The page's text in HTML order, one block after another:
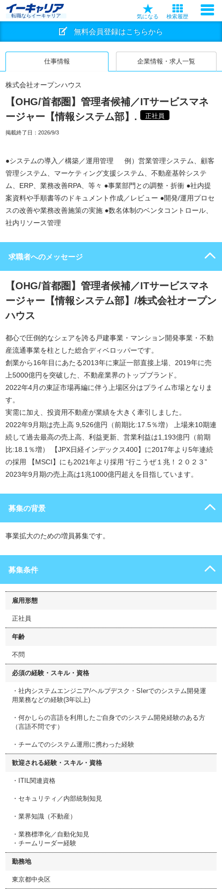
転職ならイーキャリア 気になる 検索履歴
無料会員登録はこちらから
仕事情報 企業情報・求人一覧
株式会社オープンハウス
【OHG/首都圏】管理者候補／ITサービスマネ
ージャー【情報システム部】.
正社員
掲載終了日： 2026/9/3
●システムの導入／構築／運用管理 例）営業管理システム、顧客
管理システム、マーケティング支援システム、不動産基幹システ
ム、ERP、業務改善RPA、等々 ●事業部門との調整・折衝 ●社内提
案資料や手順書等のドキュメント作成／レビュー ●開発/運用プロセ
スの改善や業務改善施策の実施 ●数名体制のベンタコントロール、
社内リソース管理
求職者へのメッセージ
【OHG/首都圏】管理者候補／ITサービスマネ
ージャー【情報システム部】/株式会社オープン
ハウス
都心で圧倒的なシェアを誇る戸建事業・マンション開発事業・不動
産流通事業を柱とした総合ディベロッパーです。
創業から16年目にあたる2013年に東証一部直接上場、2019年に売
上5000億円を突破した、不動産業界のトップブランド。
2022年4月の東証市場再編に伴う上場区分はプライム市場となりま
す。
実需に加え、投資用不動産が業績を大きく牽引しました。
2022年9月期は売上高 9,526億円（前期比:17.5％増） 上場来10期連
続して過去最高の売上高、利益更新、営業利益は1,193億円（前期
比:18.1％増） 【JPX日経インデックス400】に2017年より5年連続
の採用 【MSCI】にも2021年より採用 “行こうぜ１兆！２０２３”
2023年9月期の売上高は1兆1000億円超えを目指しています。
募集の背景
事業拡大のための増員募集です。
募集条件
雇用形態
正社員
年齢
不問
必須の経験・スキル・資格
・社内システムエンジニア/ヘルプデスク・SIerでのシステム開発運
用業務などの経験(3年以上)
・何かしらの言語を利用したご自身でのシステム開発経験のある方
（言語不問です）
・チームでのシステム運用に携わった経験
歓迎される経験・スキル・資格
・ITIL関連資格
・セキュリティ／内部統制知見
・業界知識（不動産）
・業務標準化／自動化知見
・チームリーダー経験
勤務地
東京都中央区